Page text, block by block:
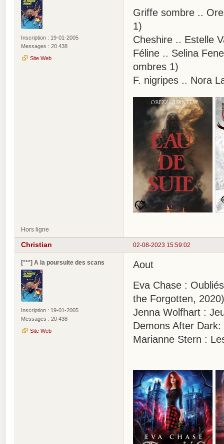
Inscription : 19-01-2005
Messages : 20 438
Site Web
Griffe sombre ..
1)
Cheshire .. Estelle
Féline .. Selina
ombres 1)
F. nigripes .. Nora
Hors ligne
02-08-2023 15:59:02
Christian
[°*°] A la poursuite des scans
Inscription : 19-01-2005
Messages : 20 438
Site Web
Aout
Eva Chase :
the Forgotten, 2020)
Jenna Wolfhart :
Demons After
Marianne Stern :